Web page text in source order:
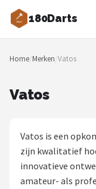
180Darts
Zoeken
NAVIGATIE
Blog
Dartspelers
Home/Merken/Vatos
Vatos
Vatos is een
zijn kwalitatief
innovatieve
amateur- als